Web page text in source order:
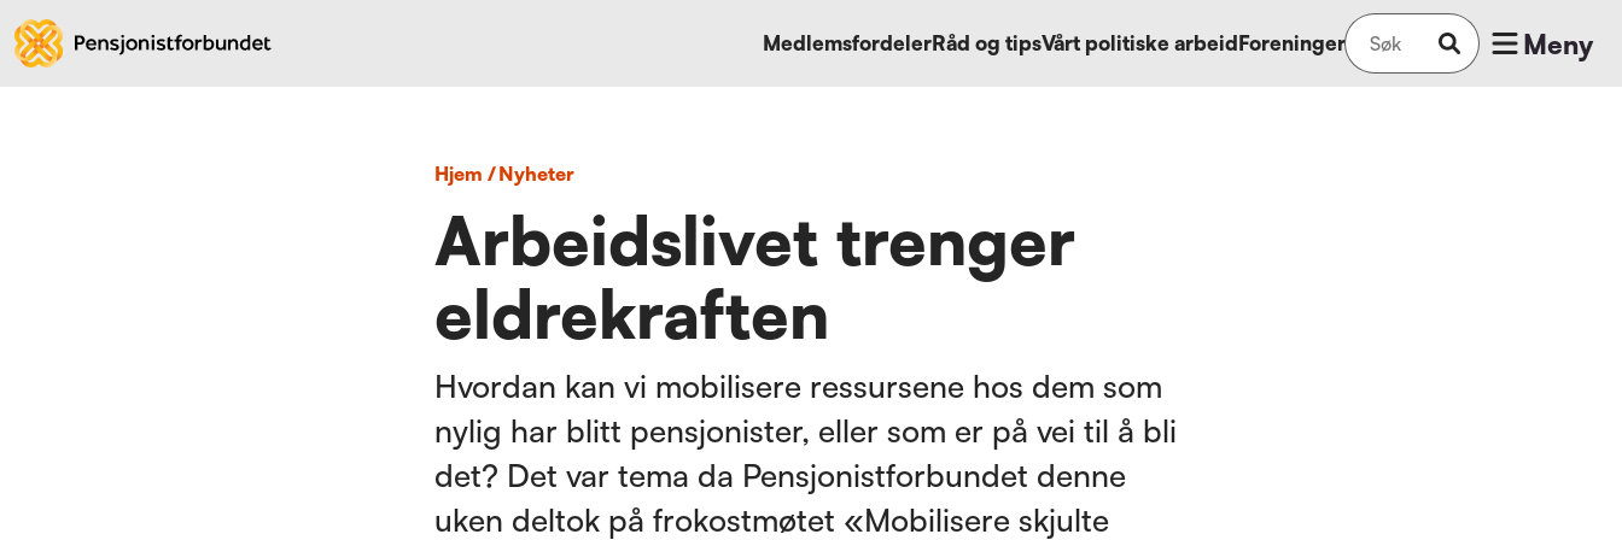
MedlemsfordelerRåd og tipsVårt politiske arbeidForeninger Meny
Hjem/ nyheter
Arbeidslivet trenger
eldrekraften
Hvordan kan vi mobilisere ressursene hos dem som
nylig har blitt pensjonister, eller som er på vei til å bli
det? Det var tema da Pensjonistforbundet denne
uken deltok på frokostmøtet «Mobilisere skjulte